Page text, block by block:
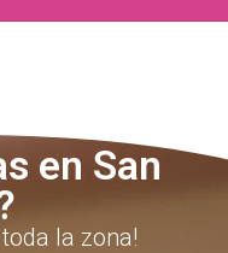
en San
la zona!